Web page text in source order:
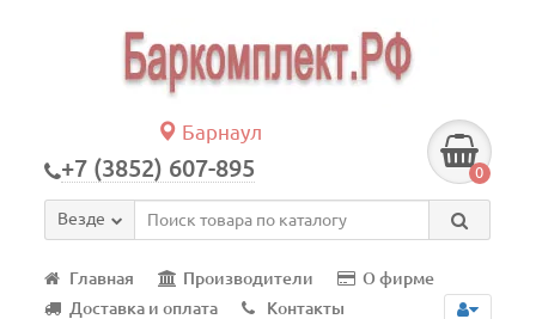
Барнаул
+7 (3852) 607-895 0
Везде
Главная Производители
О фирме
Доставка и оплата
Контакты